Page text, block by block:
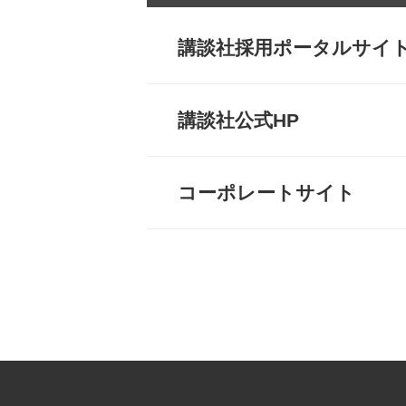
講談社採用ポータルサイ
講談社公式HP
コーポレートサイト